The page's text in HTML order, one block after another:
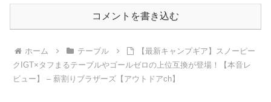
コメントを書き込む
ホーム テーブル
【最新キャンプギア】スノーピー
クIGT×タフまるテーブルやゴールゼロの上位互換が登場！【本音レ
ビュー】 – 薪割りブラザーズ【アウトドアch】